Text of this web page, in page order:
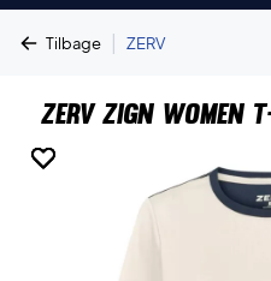
Tilbage | ZERV
ZERV Zign